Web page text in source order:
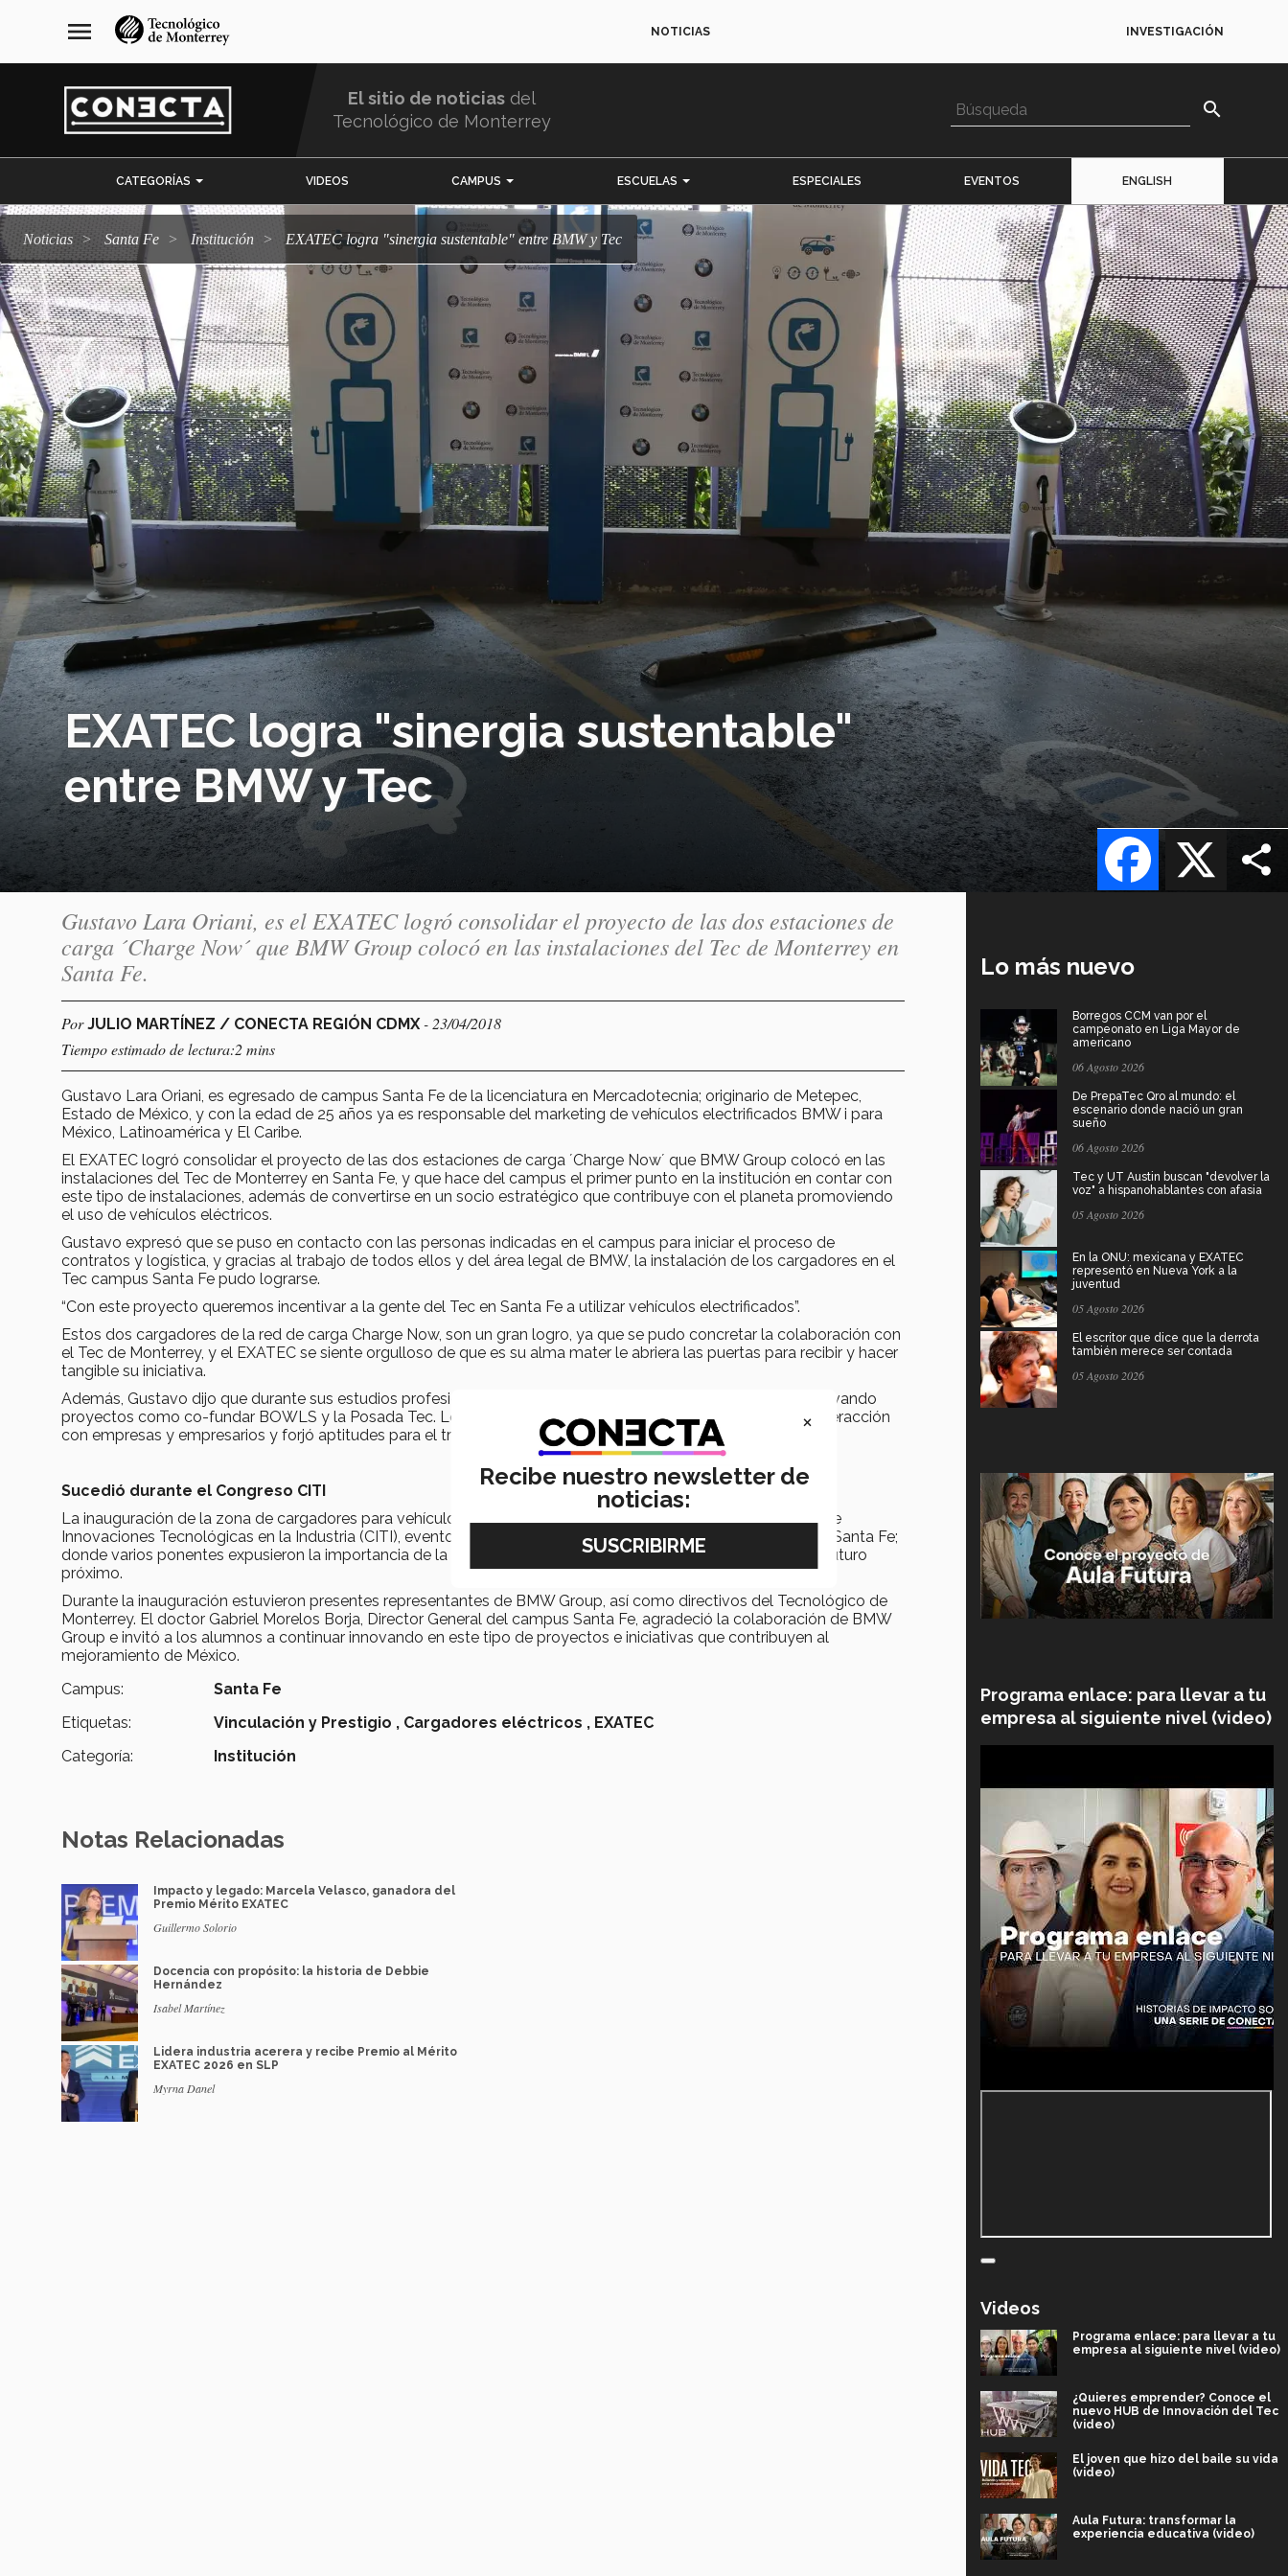
navegación
principal
menu NOTICIAS INVESTIGACIÓN
El sitio de noticias del
Tecnológico de Monterrey
search
CATEGORÍAS VIDEOS CAMPUS ESCUELAS ESPECIALES EVENTOS ENGLISH
Noticias Santa Fe Institución EXATEC logra "sinergia sustentable" entre BMW y Tec
EXATEC logra "sinergia sustentable"
entre BMW y Tec
X
Facebook
Gustavo Lara Oriani, es el EXATEC logró consolidar el proyecto de las dos estaciones de
carga ´Charge Now´ que BMW Group colocó en las instalaciones del Tec de Monterrey en
Santa Fe.
PorJULIO MARTÍNEZ / CONECTA REGIÓN CDMX- 23/04/2018
Tiempo estimado de lectura:2 mins
Gustavo Lara Oriani, es egresado de campus Santa Fe de la licenciatura en Mercadotecnia; originario de Metepec,
Estado de México, y con la edad de 25 años ya es responsable del marketing de vehículos electrificados BMW i para
México, Latinoamérica y El Caribe.
El EXATEC logró consolidar el proyecto de las dos estaciones de carga ´Charge Now´ que BMW Group colocó en las
instalaciones del Tec de Monterrey en Santa Fe, y que hace del campus el primer punto en la institución en contar con
este tipo de instalaciones, además de convertirse en un socio estratégico que contribuye con el planeta promoviendo
el uso de vehículos eléctricos.
Gustavo expresó que se puso en contacto con las personas indicadas en el campus para iniciar el proceso de
contratos y logística, y gracias al trabajo de todos ellos y del área legal de BMW, la instalación de los cargadores en el
Tec campus Santa Fe pudo lograrse.
“Con este proyecto queremos incentivar a la gente del Tec en Santa Fe a utilizar vehículos electrificados”.
Estos dos cargadores de la red de carga Charge Now, son un gran logro, ya que se pudo concretar la colaboración con
el Tec de Monterrey, y el EXATEC se siente orgulloso de que es su alma mater le abriera las puertas para recibir y hacer
tangible su iniciativa.
Además, Gustavo dijo que durante sus estudios profesionales fue miembro activo de grupos estudiantiles, llevando
proyectos como co-fundar BOWLS y la Posada Tec. Lo que le ayudó a desarrollar su talento, así como la interacción
con empresas y empresarios y forjó aptitudes para el trabajo que tiene hoy en día.
Sucedió durante el Congreso CITI
La inauguración de la zona de cargadores para vehículos electrificados se realizó en el marco del Congreso de
Innovaciones Tecnológicas en la Industria (CITI), evento impulsado por el Tecnológico de Monterrey campus Santa Fe;
donde varios ponentes expusieron la importancia de la tecnología eléctrica, sus más recientes avances y su futuro
próximo.
Durante la inauguración estuvieron presentes representantes de BMW Group, así como directivos del Tecnológico de
Monterrey. El doctor Gabriel Morelos Borja, Director General del campus Santa Fe, agradeció la colaboración de BMW
Group e invitó a los alumnos a continuar innovando en este tipo de proyectos e iniciativas que contribuyen al
mejoramiento de México.
Campus:
Santa Fe
Etiquetas:
Vinculación y Prestigio , Cargadores eléctricos , EXATEC
Categoría:
Institución
Notas Relacionadas
Impacto y legado: Marcela Velasco, ganadora del
Premio Mérito EXATEC
Guillermo Solorio
Docencia con propósito: la historia de Debbie
Hernández
Isabel Martínez
Lidera industria acerera y recibe Premio al Mérito
EXATEC 2026 en SLP
Myrna Danel
Lo más nuevo
Borregos CCM van por el
campeonato en Liga Mayor de
americano
06 Agosto 2026
De PrepaTec Qro al mundo: el
escenario donde nació un gran
sueño
06 Agosto 2026
Tec y UT Austin buscan "devolver la
voz" a hispanohablantes con afasia
05 Agosto 2026
En la ONU: mexicana y EXATEC
representó en Nueva York a la
juventud
05 Agosto 2026
El escritor que dice que la derrota
también merece ser contada
05 Agosto 2026
Programa enlace: para llevar a tu
empresa al siguiente nivel (video)
Videos
Programa enlace: para llevar a tu
empresa al siguiente nivel (video)
¿Quieres emprender? Conoce el
nuevo HUB de Innovación del Tec
(video)
El joven que hizo del baile su vida
(video)
Aula Futura: transformar la
experiencia educativa (video)
×
Recibe nuestro newsletter de
noticias: